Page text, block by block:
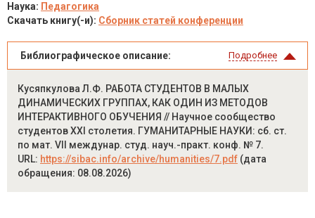
Наука: Педагогика
Скачать книгу(-и): Сборник статей конференции
Библиографическое описание: Подробнее
Кусяпкулова Л.Ф. РАБОТА СТУДЕНТОВ В МАЛЫХ
ДИНАМИЧЕСКИХ ГРУППАХ, КАК ОДИН ИЗ МЕТОДОВ
ИНТЕРАКТИВНОГО ОБУЧЕНИЯ // Научное сообщество
студентов XXI столетия. ГУМАНИТАРНЫЕ НАУКИ: сб. ст.
по мат. VII междунар. студ. науч.-практ. конф. № 7.
URL: https://sibac.info/archive/humanities/7.pdf (дата
обращения: 08.08.2026)